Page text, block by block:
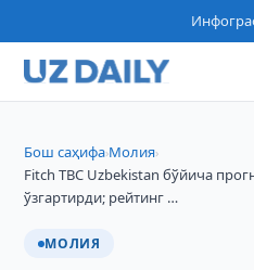
Бош саҳифа›Молия›
Fitch TBC Uzbekistan бўйича
ўзгартирди; рейтинг …
МОЛИЯ